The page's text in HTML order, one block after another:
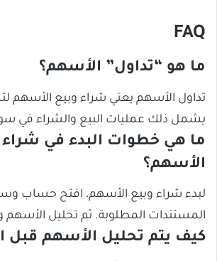
FAQ
ما هو “تداول” الأسهم؟
تداول الأسهم يعني شراء وبيع الأسهم
يشمل ذلك عمليات البيع والشراء في
ما هي خطوات البدء في شراء
الأسهم؟
لبدء شراء وبيع الأسهم، افتح حساب
المستندات المطلوبة. ثم تحليل الأسهم
كيف يتم تحليل الأسهم قبل